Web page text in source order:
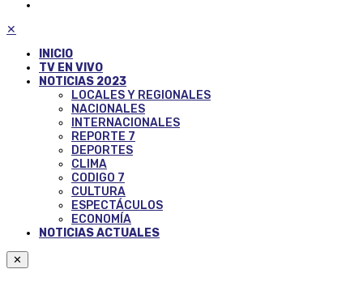
✕
INICIO
TV EN VIVO
NOTICIAS 2023
LOCALES Y REGIONALES
NACIONALES
INTERNACIONALES
REPORTE 7
DEPORTES
CLIMA
CODIGO 7
CULTURA
ESPECTÁCULOS
ECONOMÍA
NOTICIAS ACTUALES
✕